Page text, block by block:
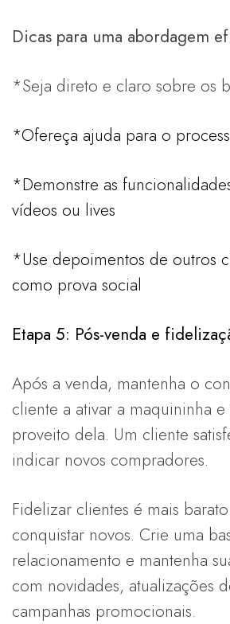
Dicas para uma abordagem
*Seja direto e claro sobre os
*Ofereça ajuda para o
*Demonstre as
vídeos ou lives
*Use depoimentos de outros
como prova social
Etapa 5: Pós-venda e
Após a venda, mantenha o
cliente a ativar a maquininha
proveito dela. Um cliente
indicar novos compradores.
Fidelizar clientes é mais
conquistar novos. Crie uma
relacionamento e mantenha
com novidades, atualizações
campanhas promocionais.